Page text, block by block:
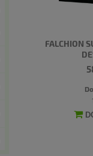
FALCHION